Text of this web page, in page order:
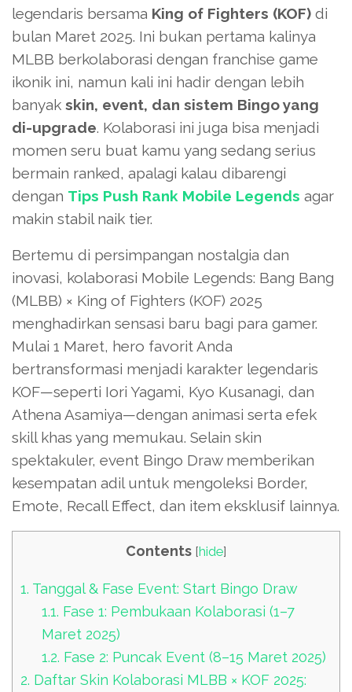
legendaris bersama King of Fighters (KOF) di
bulan Maret 2025. Ini bukan pertama kalinya
MLBB berkolaborasi dengan franchise game
ikonik ini, namun kali ini hadir dengan lebih
banyak skin, event, dan sistem Bingo yang
di-upgrade. Kolaborasi ini juga bisa menjadi
momen seru buat kamu yang sedang serius
bermain ranked, apalagi kalau dibarengi
dengan Tips Push Rank Mobile Legends agar
makin stabil naik tier.
Bertemu di persimpangan nostalgia dan
inovasi, kolaborasi Mobile Legends: Bang Bang
(MLBB) × King of Fighters (KOF) 2025
menghadirkan sensasi baru bagi para gamer.
Mulai 1 Maret, hero favorit Anda
bertransformasi menjadi karakter legendaris
KOF—seperti Iori Yagami, Kyo Kusanagi, dan
Athena Asamiya—dengan animasi serta efek
skill khas yang memukau. Selain skin
spektakuler, event Bingo Draw memberikan
kesempatan adil untuk mengoleksi Border,
Emote, Recall Effect, dan item eksklusif lainnya.
Contents [hide]
1. Tanggal & Fase Event: Start Bingo Draw
1.1. Fase 1: Pembukaan Kolaborasi (1–7
Maret 2025)
1.2. Fase 2: Puncak Event (8–15 Maret 2025)
2. Daftar Skin Kolaborasi MLBB × KOF 2025: